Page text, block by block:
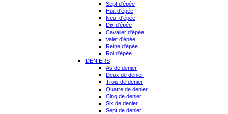
Sept d'épée
Huit d'épée
Neuf d'épée
Dix d'épée
Cavalier d'épée
Valet d'épée
Reine d'épée
Roi d'épée
DENIERS
As de denier
Deux de denier
Trois de denier
Quatre de denier
Cinq de denier
Six de denier
Sept de denier